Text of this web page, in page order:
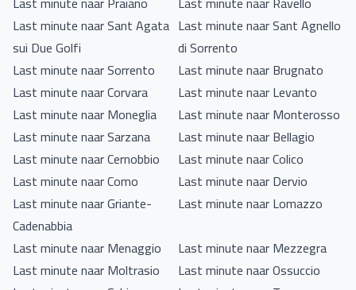
Last minute naar Sant Agata
sui Due Golfi
Last minute naar Sant Agnello
di Sorrento
Last minute naar Sorrento
Last minute naar Brugnato
Last minute naar Corvara
Last minute naar Levanto
Last minute naar Moneglia
Last minute naar Monterosso
Last minute naar Sarzana
Last minute naar Bellagio
Last minute naar Cernobbio
Last minute naar Colico
Last minute naar Como
Last minute naar Dervio
Last minute naar Griante-
Cadenabbia
Last minute naar Lomazzo
Last minute naar Menaggio
Last minute naar Mezzegra
Last minute naar Moltrasio
Last minute naar Ossuccio